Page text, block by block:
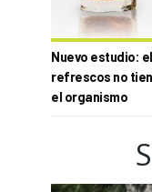
Nuevo estudio:
refrescos no
el organismo